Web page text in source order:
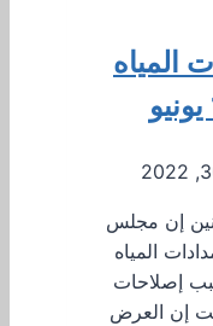
المياه
إن مجلس
المياه
إصلاحات
إن العرض